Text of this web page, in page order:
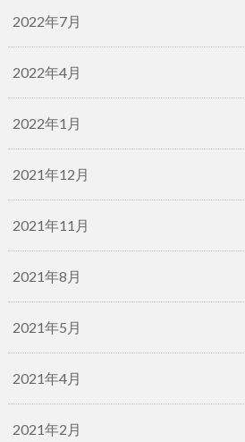
2022年7月
2022年4月
2022年1月
2021年12月
2021年11月
2021年8月
2021年5月
2021年4月
2021年2月